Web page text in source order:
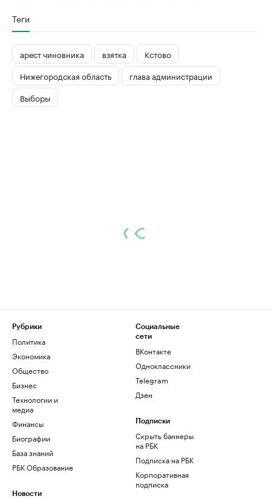
Теги
арест чиновника взятка
Кстово
Нижегородская область
глава администрации
Выборы
Рубрики
Политика
Экономика
Общество
Бизнес
Технологии и
медиа
Финансы
Биографии
База знаний
РБК Образование
Новости
Социальные
сети
ВКонтакте
Одноклассники
Telegram
Дзен
Подписки
Скрыть баннеры
на РБК
Подписка на РБК
Корпоративная
подписка